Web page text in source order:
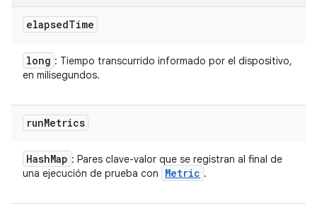
elapsedTime
long : Tiempo transcurrido informado por el dispositivo,
en milisegundos.
runMetrics
HashMap : Pares clave-valor que se registran al final de
una ejecución de prueba con
Metric .